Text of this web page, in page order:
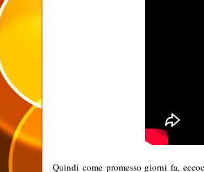
Quindi come promesso giorni fa,